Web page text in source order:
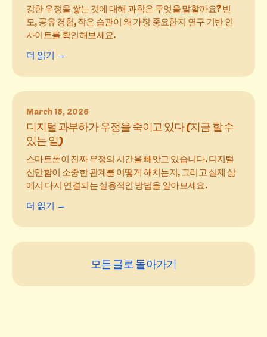
강한 우정을 쌓는 것에 대해 과학은 무엇을 말할까요? 빈
도, 공유 경험, 작은 습관이 왜 가장 중요한지 연구 기반 인
사이트를 확인해보세요.
더 읽기 →
March 18, 2026
디지털 과부하가 우정을 죽이고 있다 (지금 할 수
있는 일)
스마트폰이 진짜 우정의 시간을 빼앗고 있습니다. 디지털
산만함이 소중한 관계를 어떻게 해치는지, 그리고 실제 삶
에서 다시 연결되는 실용적인 방법을 알아보세요.
더 읽기 →
모든 글로 돌아가기